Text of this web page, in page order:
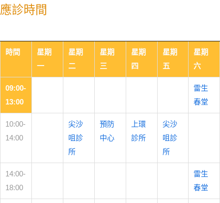
應診時間
時間
星期
一
星期
二
星期
三
星期
四
星期
五
星期
六
09:00-
13:00
雷生
春堂
10:00-
14:00
尖沙
咀診
所
預防
中心
上環
診所
尖沙
咀診
所
14:00-
18:00
雷生
春堂